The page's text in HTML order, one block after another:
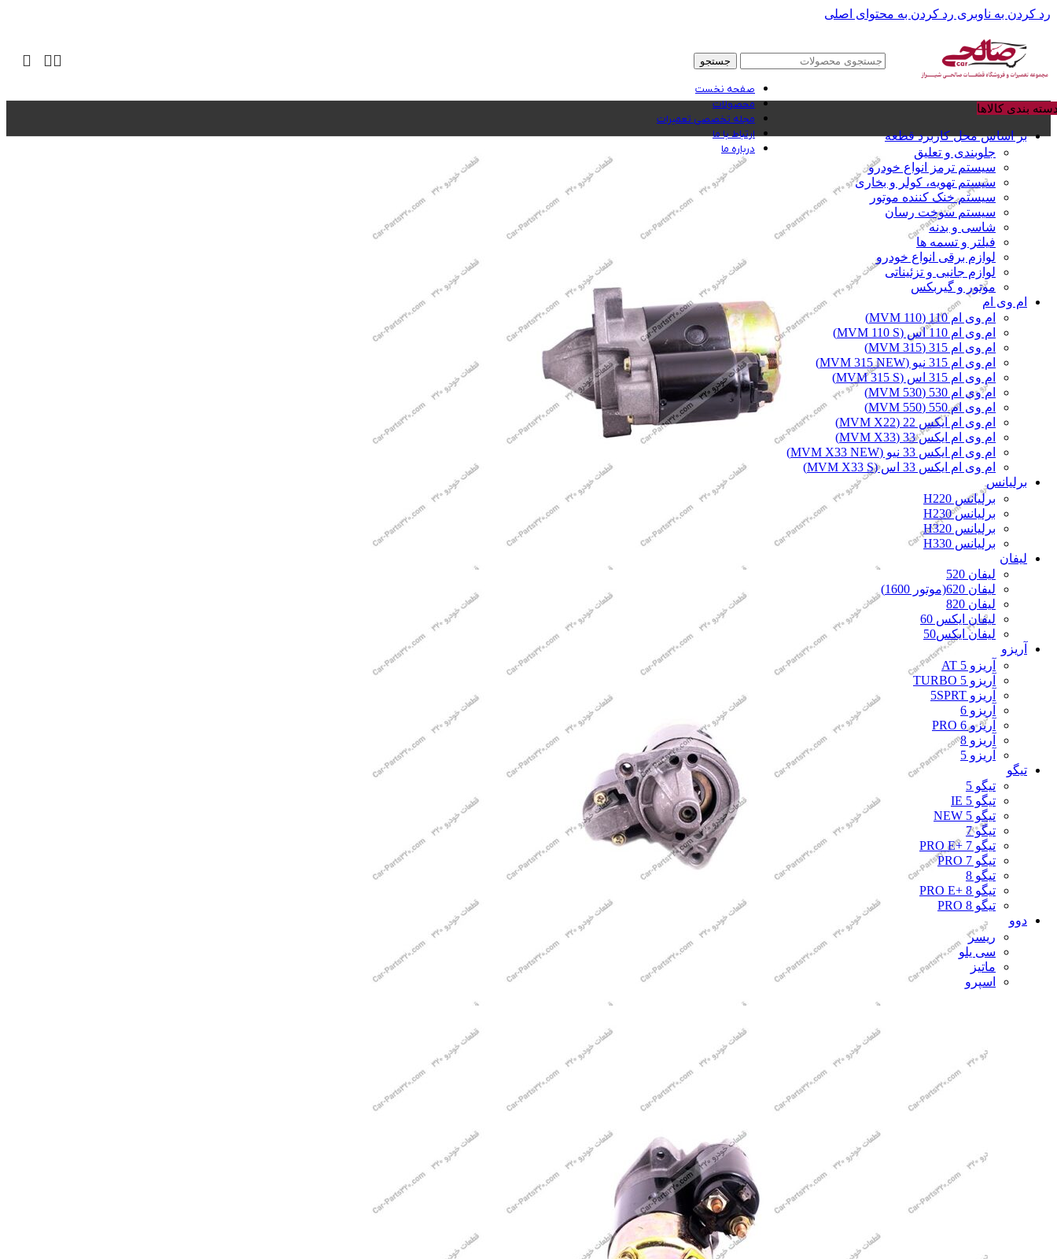
رد کردن به ناوبری رد کردن به محتوای اصلی
جستجو
بندی کالاها
بر اساس محل کاربرد قطعه
جلوبندی و تعلیق
سیستم ترمز انواع خودرو
سیستم تهویه، کولر و بخاری
سیستم خنک کننده موتور
سیستم سوخت رسان
شاسی و بدنه
فیلتر و تسمه ها
لوازم برقی انواع خودرو
لوازم جانبی و تزئیناتی
موتور و گیربکس
ام وی ام
ام وی ام 110 (MVM 110)
ام وی ام 110 اس (MVM 110 S)
ام وی ام 315 (MVM 315)
ام وی ام 315 نیو (MVM 315 NEW)
ام وی ام 315 اس (MVM 315 S)
ام وی ام 530 (MVM 530)
ام وی ام 550 (MVM 550)
ام وی ام ایکس 22 (MVM X22)
ام وی ام ایکس 33 (MVM X33)
ام وی ام ایکس 33 نیو (MVM X33 NEW)
ام وی ام ایکس 33 اس (MVM X33 S)
برلیانس
برلیانس H220
برلیانس H230
برلیانس H320
برلیانس H330
لیفان
لیفان 520
لیفان 620(موتور 1600)
لیفان 820
لیفان ایکس 60
لیفان ایکس50
آریزو
آریزو 5 AT
آریزو 5 TURBO
آریزو 5SPRT
آریزو 6
آریزو 6 PRO
آریزو 8
آریزو 5
تیگو
تیگو 5
تیگو 5 IE
تیگو 5 NEW
تیگو 7
تیگو 7 +PRO E
تیگو 7 PRO
تیگو 8
تیگو 8 +PRO E
تیگو 8 PRO
دوو
ریسر
سی یلو
ماتیز
اسپرو
صفحه نخست
محصولات
مجله تخصصی تعمیرات
ارتباط با ما
درباره ما